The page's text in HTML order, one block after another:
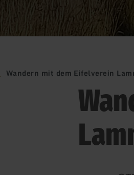
Wandern mit dem Eifelverein